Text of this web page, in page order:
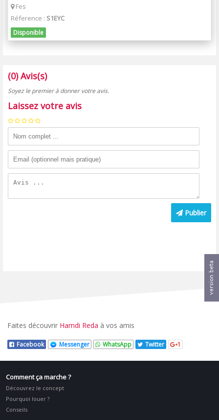
Fes
Réference : S1EYC
Disponible
(0) Avis(s)
Soyez le premier à donner votre avis.
Laissez votre avis
Publier
Faites découvrir Hamdi Reda à vos amis
Facebook Messenger WhatsApp Twitter 1
Comment ça marche ?
Découvrez le concept
Pourquoi louer ?
Conseils